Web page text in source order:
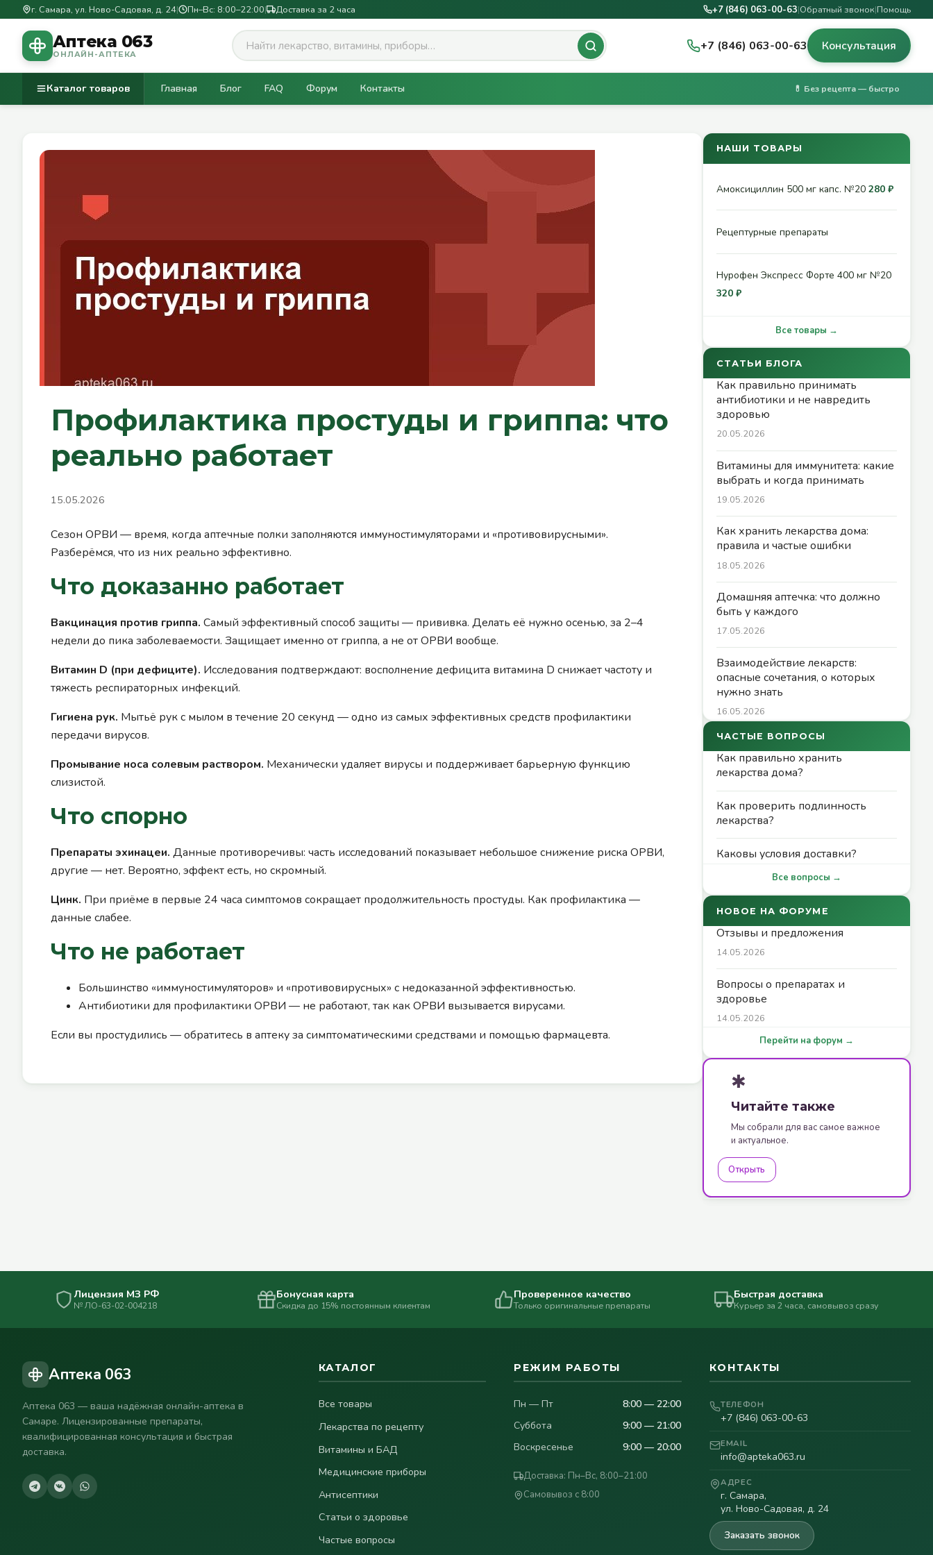
г. Самара, ул. Ново-Садовая, д. 24| Пн–Вс: 8:00–22:00| Доставка за 2 часа +7 (846) 063-00-63|Обратный звонок|Помощь
Аптека 063
ОНЛАЙН-АПТЕКА
+7 (846) 063-00-63 Консультация
Каталог товаров Главная Блог FAQ Форум Контакты 💊 Без рецепта — быстро
Профилактика простуды и гриппа: что
реально работает
15.05.2026
Сезон ОРВИ — время, когда аптечные полки заполняются иммуностимуляторами и «противовирусными».
Разберёмся, что из них реально эффективно.
Что доказанно работает
Вакцинация против гриппа. Самый эффективный способ защиты — прививка. Делать её нужно осенью, за 2–4
недели до пика заболеваемости. Защищает именно от гриппа, а не от ОРВИ вообще.
Витамин D (при дефиците). Исследования подтверждают: восполнение дефицита витамина D снижает частоту и
тяжесть респираторных инфекций.
Гигиена рук. Мытьё рук с мылом в течение 20 секунд — одно из самых эффективных средств профилактики
передачи вирусов.
Промывание носа солевым раствором. Механически удаляет вирусы и поддерживает барьерную функцию
слизистой.
Что спорно
Препараты эхинацеи. Данные противоречивы: часть исследований показывает небольшое снижение риска ОРВИ,
другие — нет. Вероятно, эффект есть, но скромный.
Цинк. При приёме в первые 24 часа симптомов сокращает продолжительность простуды. Как профилактика —
данные слабее.
Что не работает
Большинство «иммуностимуляторов» и «противовирусных» с недоказанной эффективностью.
Антибиотики для профилактики ОРВИ — не работают, так как ОРВИ вызывается вирусами.
Если вы простудились — обратитесь в аптеку за симптоматическими средствами и помощью фармацевта.
НАШИ ТОВАРЫ
Амоксициллин 500 мг капс. №20 280 ₽
Рецептурные препараты
Нурофен Экспресс Форте 400 мг №20
320 ₽
Все товары →
СТАТЬИ БЛОГА
Как правильно принимать
антибиотики и не навредить
здоровью
20.05.2026
Витамины для иммунитета: какие
выбрать и когда принимать
19.05.2026
Как хранить лекарства дома:
правила и частые ошибки
18.05.2026
Домашняя аптечка: что должно
быть у каждого
17.05.2026
Взаимодействие лекарств:
опасные сочетания, о которых
нужно знать
16.05.2026
ЧАСТЫЕ ВОПРОСЫ
Как правильно хранить
лекарства дома?
Как проверить подлинность
лекарства?
Каковы условия доставки?
Все вопросы →
НОВОЕ НА ФОРУМЕ
Отзывы и предложения
14.05.2026
Вопросы о препаратах и
здоровье
14.05.2026
Перейти на форум →
✱
Читайте также
Мы собрали для вас самое важное
и актуальное.
Открыть
Лицензия МЗ РФ
№ ЛО-63-02-004218
Бонусная карта
Скидка до 15% постоянным клиентам
Проверенное качество
Только оригинальные препараты
Быстрая доставка
Курьер за 2 часа, самовывоз сразу
Аптека 063
Аптека 063 — ваша надёжная онлайн-аптека в
Самаре. Лицензированные препараты,
квалифицированная консультация и быстрая
доставка.
КАТАЛОГ
Все товары
Лекарства по рецепту
Витамины и БАД
Медицинские приборы
Антисептики
Статьи о здоровье
Частые вопросы
РЕЖИМ РАБОТЫ
Пн — Пт
8:00 — 22:00
Суббота
9:00 — 21:00
Воскресенье
9:00 — 20:00
Доставка: Пн–Вс, 8:00–21:00
Самовывоз с 8:00
КОНТАКТЫ
ТЕЛЕФОН
+7 (846) 063-00-63
EMAIL
info@apteka063.ru
АДРЕС
г. Самара,
ул. Ново-Садовая, д. 24
Заказать звонок